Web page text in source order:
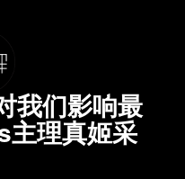
我们影响最
理真姬采